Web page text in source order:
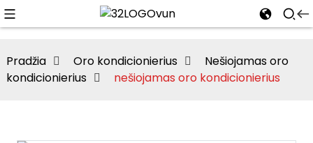
Pradžia Oro kondicionierius
Nešiojamas oro
kondicionierius
nešiojamas oro kondicionierius